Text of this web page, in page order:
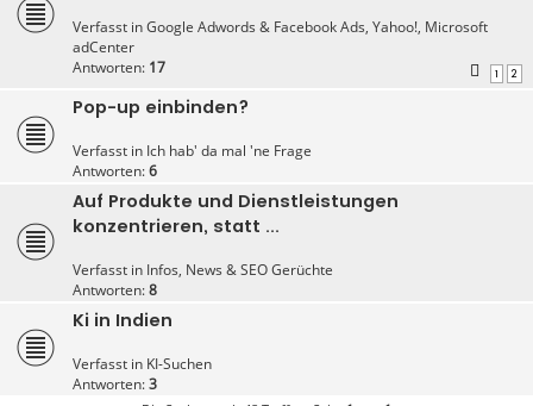
Verfasst inGoogle Adwords & Facebook Ads, Yahoo!, Microsoft
adCenter
Antworten: 17 1 2
Pop-up einbinden?
Verfasst in Ich hab' da mal 'ne Frage
Antworten:6
Auf Produkte und Dienstleistungen
konzentrieren, statt ...
Verfasst in Infos, News & SEO Gerüchte
Antworten:8
Ki in Indien
Verfasst in KI-Suchen
Antworten:3